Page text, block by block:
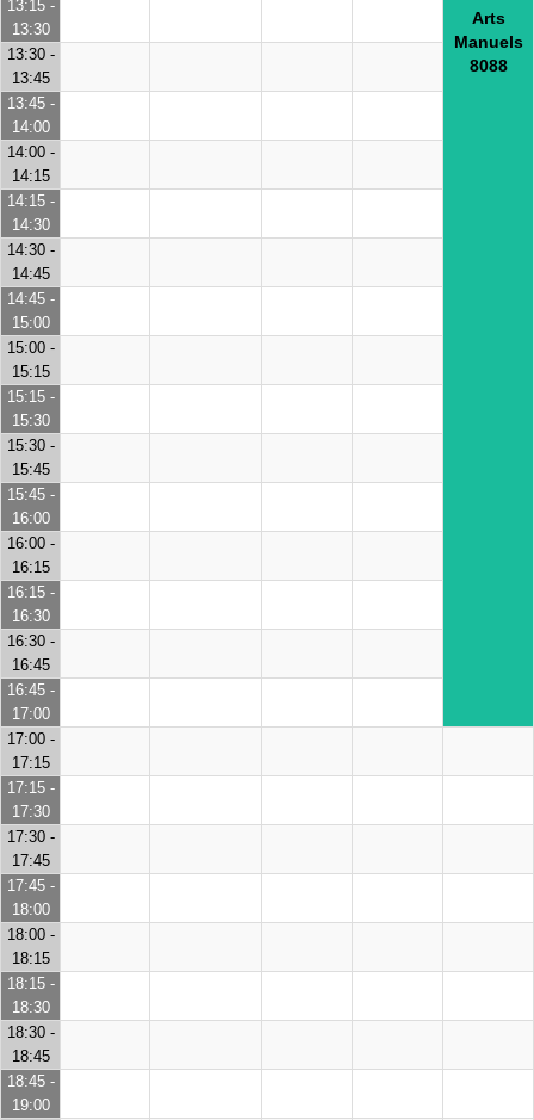
Arts
Manuels
8088
13:15 -
13:30
13:30 -
13:45
13:45 -
14:00
14:00 -
14:15
14:15 -
14:30
14:30 -
14:45
14:45 -
15:00
15:00 -
15:15
15:15 -
15:30
15:30 -
15:45
15:45 -
16:00
16:00 -
16:15
16:15 -
16:30
16:30 -
16:45
16:45 -
17:00
17:00 -
17:15
17:15 -
17:30
17:30 -
17:45
17:45 -
18:00
18:00 -
18:15
18:15 -
18:30
18:30 -
18:45
18:45 -
19:00